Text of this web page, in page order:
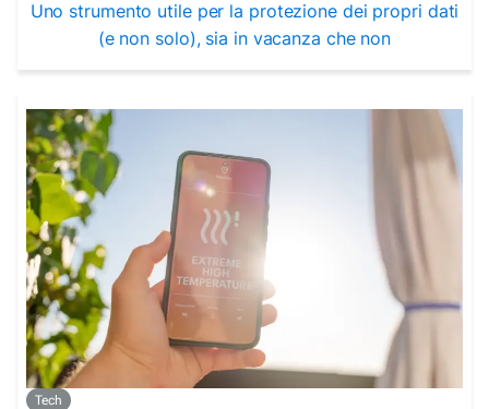
Uno strumento utile per la protezione dei propri dati
(e non solo), sia in vacanza che non
Tech